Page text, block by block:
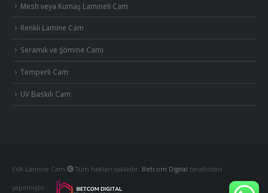
Mesh veya Kumaş Lamineli Cam
Renkli Lamine Cam
Seramik ve Şömine Camı
Temperli Cam
UV Baskılı Cam
EVA Lamine Cam Tüm hakları sakladır. Betcom Digital tarafından
yapılmıştır.